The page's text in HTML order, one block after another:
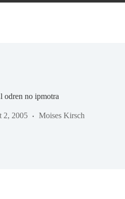
odren no ipmotra
2, 2005 Moises Kirsch